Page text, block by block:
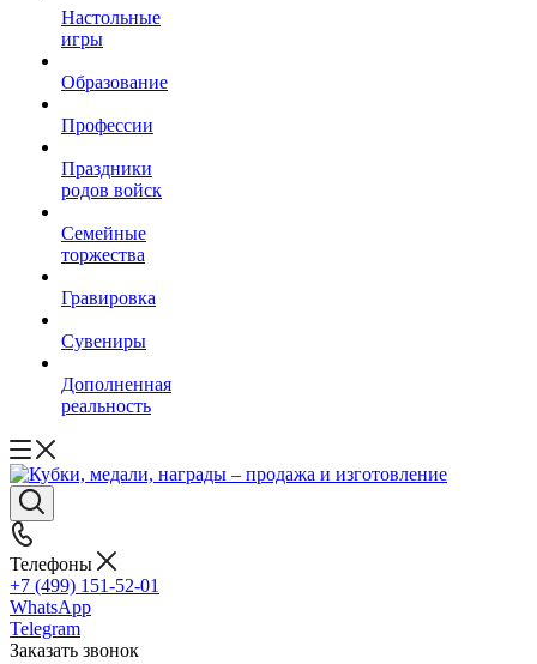
Настольные
игры
Образование
Профессии
Праздники
родов войск
Семейные
торжества
Гравировка
Сувениры
Дополненная
реальность
Телефоны
+7 (499) 151-52-01
WhatsApp
Telegram
Заказать звонок